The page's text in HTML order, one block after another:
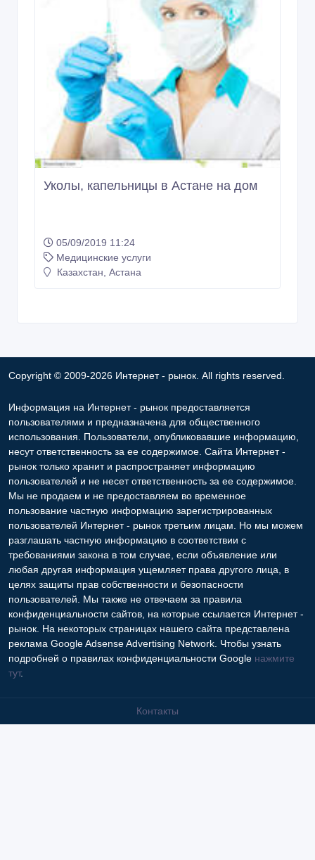
Уколы, капельницы в Астане на дом
05/09/2019 11:24
Медицинские услуги
Казахстан, Астана
Copyright © 2009-2026 Интернет - рынок. All rights reserved.
Информация на Интернет - рынок предоставляется
пользователями и предназначена для общественного
использования. Пользователи, опубликовавшие информацию,
несут ответственность за ее содержимое. Сайта Интернет -
рынок только хранит и распространяет информацию
пользователей и не несет ответственность за ее содержимое.
Мы не продаем и не предоставляем во временное
пользование частную информацию зарегистрированных
пользователей Интернет - рынок третьим лицам. Но мы можем
разглашать частную информацию в соответствии с
требованиями закона в том случае, если объявление или
любая другая информация ущемляет права другого лица, в
целях защиты прав собственности и безопасности
пользователей. Мы также не отвечаем за правила
конфиденциальности сайтов, на которые ссылается Интернет -
рынок. На некоторых страницах нашего сайта представлена
реклама Google Adsense Advertising Network. Чтобы узнать
подробней о правилах конфиденциальности Google нажмите
тут.
Контакты